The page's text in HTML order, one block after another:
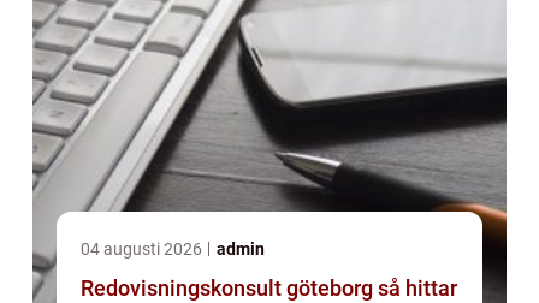
04 augusti 2026 admin
Redovisningskonsult göteborg så hittar